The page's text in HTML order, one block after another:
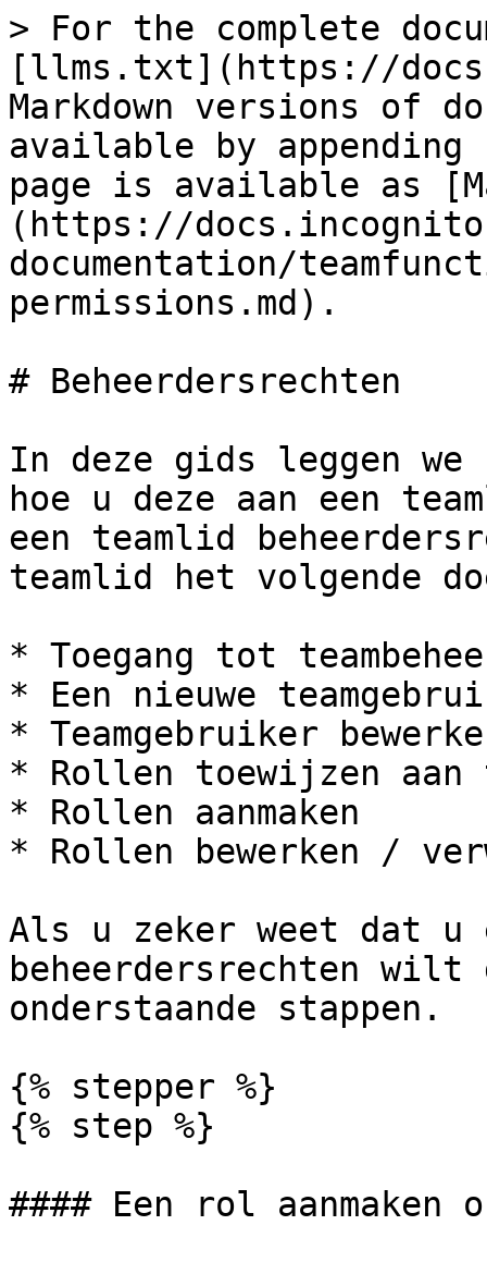
> For the complete
[llms.txt](https://
Markdown versions of
available by
page is available as
(https://
documentation/
permissions.md).
# Beheerdersrechten
In deze gids leggen
hoe u deze aan een
een teamlid
teamlid het volgende
* Toegang tot
* Een nieuwe
* Teamgebruiker
* Rollen toewijzen aan
* Rollen aanmaken
* Rollen bewerken /
Als u zeker weet dat u
beheerdersrechten wilt
onderstaande stappen.
{% stepper %}
{% step %}
#### Een rol aanmaken